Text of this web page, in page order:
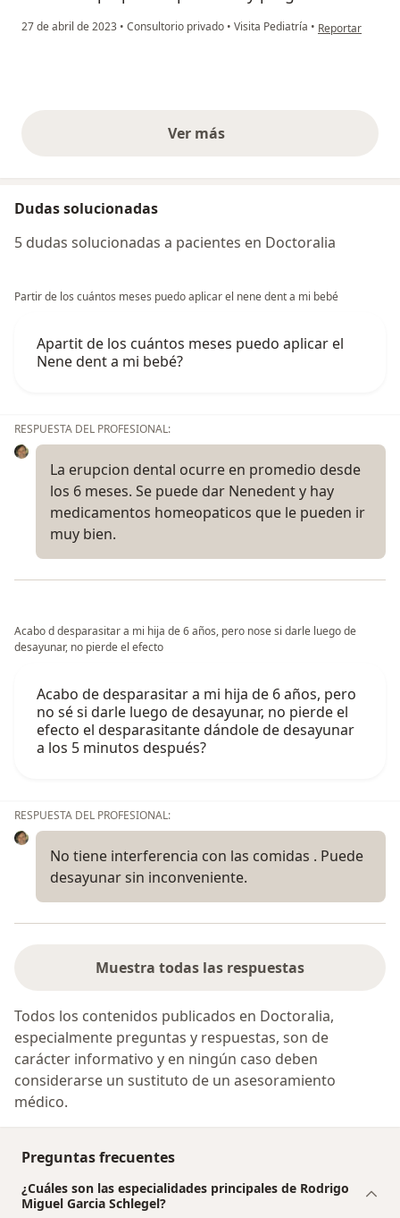
27 de abril de 2023 • Consultorio privado • Visita Pediatría • en opinión del
Reportar
Ver másopiniones anteriores
Dudas solucionadas
5 dudas solucionadas a pacientes en Doctoralia
Partir de los cuántos meses puedo aplicar el nene dent a mi bebé
Apartit de los cuántos meses puedo aplicar el
Nene dent a mi bebé?
RESPUESTA DEL PROFESIONAL:
La erupcion dental ocurre en promedio desde
los 6 meses. Se puede dar Nenedent y hay
medicamentos homeopaticos que le pueden ir
muy bien.
Acabo d desparasitar a mi hija de 6 años, pero nose si darle luego de
desayunar, no pierde el efecto
Acabo de desparasitar a mi hija de 6 años, pero
no sé si darle luego de desayunar, no pierde el
efecto el desparasitante dándole de desayunar
a los 5 minutos después?
RESPUESTA DEL PROFESIONAL:
No tiene interferencia con las comidas . Puede
desayunar sin inconveniente.
Muestra todas las respuestas
Todos los contenidos publicados en Doctoralia,
especialmente preguntas y respuestas, son de
carácter informativo y en ningún caso deben
considerarse un sustituto de un asesoramiento
médico.
Preguntas frecuentes
¿Cuáles son las especialidades principales de Rodrigo
Miguel Garcia Schlegel?